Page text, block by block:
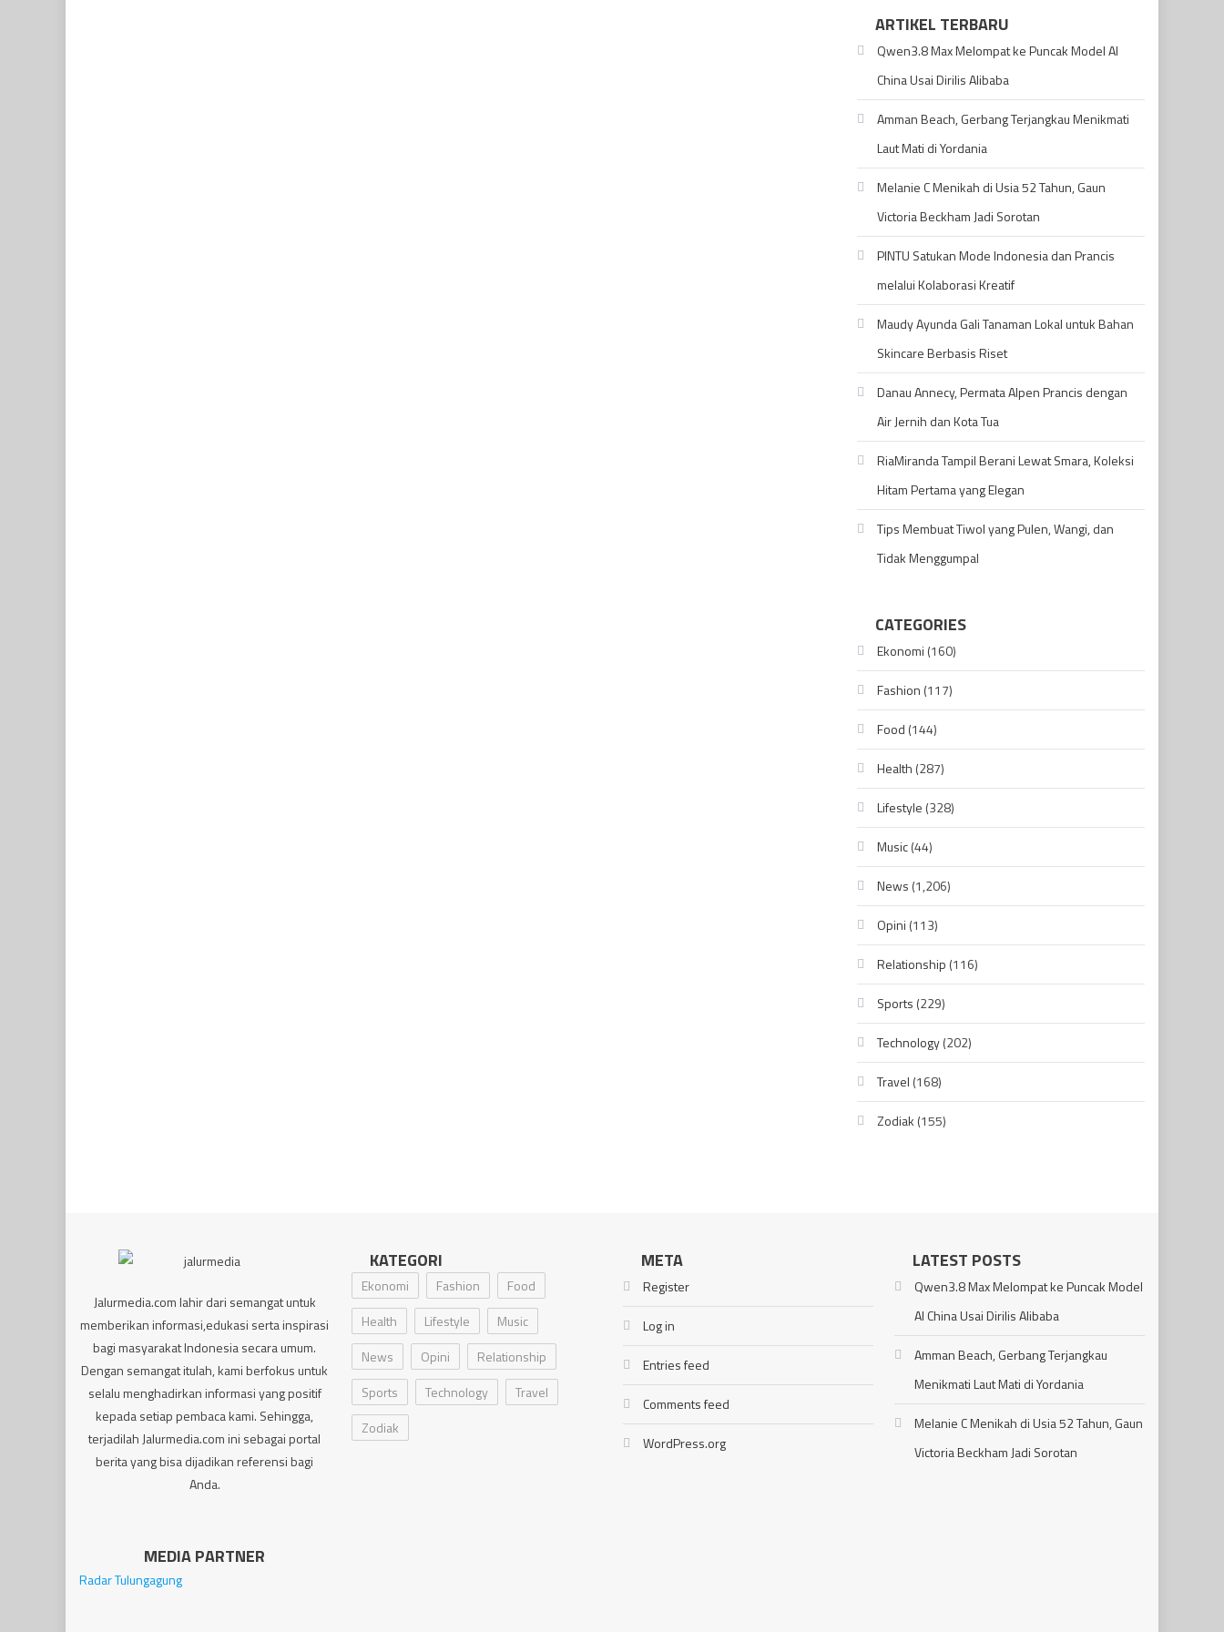
ARTIKEL TERBARU
Qwen3.8 Max Melompat ke Puncak Model AI
China Usai Dirilis Alibaba
Amman Beach, Gerbang Terjangkau Menikmati
Laut Mati di Yordania
Melanie C Menikah di Usia 52 Tahun, Gaun
Victoria Beckham Jadi Sorotan
PINTU Satukan Mode Indonesia dan Prancis
melalui Kolaborasi Kreatif
Maudy Ayunda Gali Tanaman Lokal untuk Bahan
Skincare Berbasis Riset
Danau Annecy, Permata Alpen Prancis dengan
Air Jernih dan Kota Tua
RiaMiranda Tampil Berani Lewat Smara, Koleksi
Hitam Pertama yang Elegan
Tips Membuat Tiwol yang Pulen, Wangi, dan
Tidak Menggumpal
CATEGORIES
Ekonomi (160)
Fashion (117)
Food (144)
Health (287)
Lifestyle (328)
Music(44)
News (1,206)
Opini (113)
Relationship (116)
Sports (229)
Technology(202)
Travel (168)
Zodiak (155)
Jalurmedia.com lahir dari semangat untuk
memberikan informasi,edukasi serta inspirasi
bagi masyarakat Indonesia secara umum.
Dengan semangat itulah, kami berfokus untuk
selalu menghadirkan informasi yang positif
kepada setiap pembaca kami. Sehingga,
terjadilah Jalurmedia.com ini sebagai portal
berita yang bisa dijadikan referensi bagi
Anda.
MEDIA PARTNER
Radar Tulungagung
KATEGORI
Ekonomi Fashion
Food
Health
Lifestyle
Music
News
Opini
Relationship
Sports
Technology
Travel
Zodiak
META
Register
Log in
Entries feed
Comments feed
WordPress.org
LATEST POSTS
Qwen3.8 Max Melompat ke Puncak Model
AI China Usai Dirilis Alibaba
Amman Beach, Gerbang Terjangkau
Menikmati Laut Mati di Yordania
Melanie C Menikah di Usia 52 Tahun, Gaun
Victoria Beckham Jadi Sorotan